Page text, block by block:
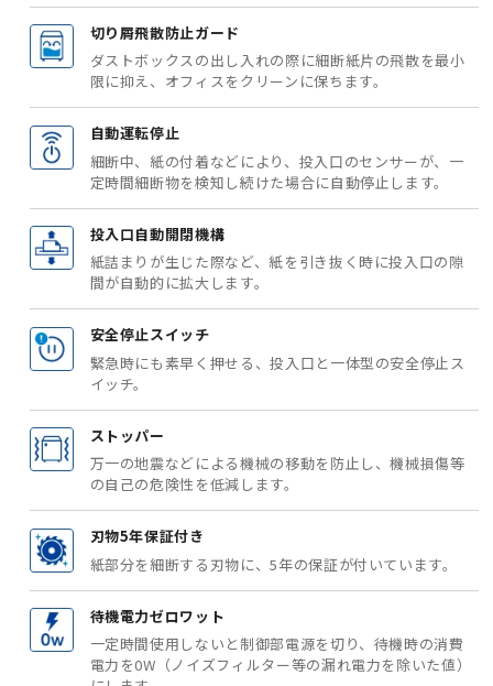
切り屑飛散防止ガード
ダストボックスの出し入れの際に細断紙片の飛散を最小
限に抑え、オフィスをクリーンに保ちます。
自動運転停止
細断中、紙の付着などにより、投入口のセンサーが、一
定時間細断物を検知し続けた場合に自動停止します。
投入口自動開閉機構
紙詰まりが生じた際など、紙を引き抜く時に投入口の隙
間が自動的に拡大します。
安全停止スイッチ
緊急時にも素早く押せる、投入口と一体型の安全停止ス
イッチ。
ストッパー
万一の地震などによる機械の移動を防止し、機械損傷等
の自己の危険性を低減します。
刃物5年保証付き
紙部分を細断する刃物に、5年の保証が付いています。
待機電力ゼロワット
一定時間使用しないと制御部電源を切り、待機時の消費
電力を0W（ノイズフィルター等の漏れ電力を除いた値）